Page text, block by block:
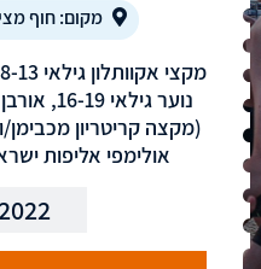
מקום: חוף
נוער
(מקצה קריטריון
אולימפי אליפות